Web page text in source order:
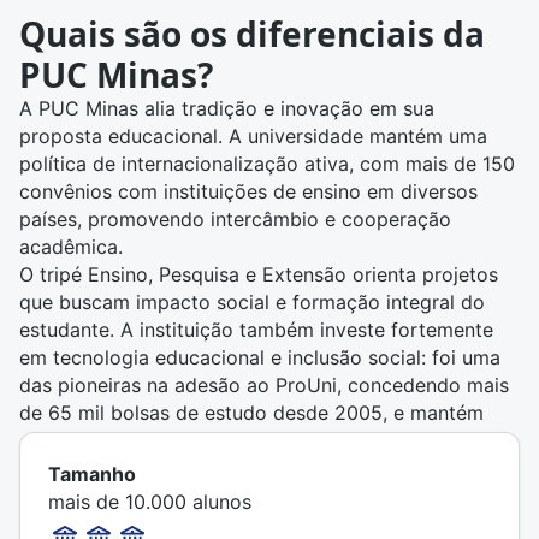
Quais são os diferenciais da
PUC Minas?
A PUC Minas alia tradição e inovação em sua
proposta educacional. A universidade mantém uma
política de internacionalização ativa, com mais de 150
convênios com instituições de ensino em diversos
países, promovendo intercâmbio e cooperação
acadêmica.
O tripé Ensino, Pesquisa e Extensão orienta projetos
que buscam impacto social e formação integral do
estudante. A instituição também investe fortemente
em tecnologia educacional e inclusão social: foi uma
das pioneiras na adesão ao ProUni, concedendo mais
de 65 mil bolsas de estudo desde 2005, e mantém
programas próprios de bolsas e financiamentos.
Na pós-graduação, conta com 15 programas stricto
sensu (mestrado e doutorado) e mais de 700 cursos
lato sensu em diferentes áreas. A PUC Minas completa
Tamanho
mais de 10.000 alunos